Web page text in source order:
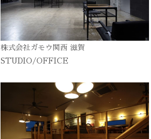
株式会社ガモウ関西 滋賀
STUDIO/OFFICE